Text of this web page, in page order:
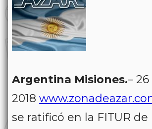
Argentina Misiones.–
2018
se ratificó en la FITUR